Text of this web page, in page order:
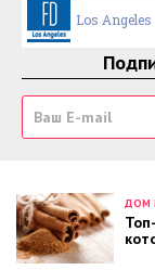
Los Angeles
ДОМ